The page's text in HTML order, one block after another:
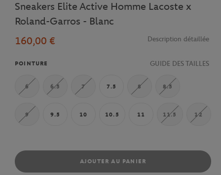
Sneakers Elite Active Homme Lacoste x
Roland-Garros - Blanc
160,00 €
Description détaillée
POINTURE GUIDE DES TAILLES
6 6.5 7 7.5 8 8.5
9 9.5 10 10.5 11 11.5 12
AJOUTER AU PANIER